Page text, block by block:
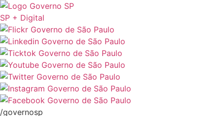
SP + Digital
/governosp